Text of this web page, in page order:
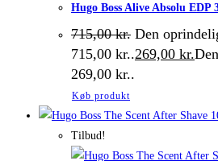
Hugo Boss Alive Absolu EDP
715,00kr. Den
715,00 kr..269,00 kr.
269,00 kr..
Køb produkt
Tilbud!